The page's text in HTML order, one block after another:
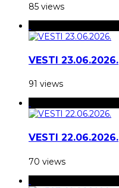
85 views
VESTI 23.06.2026.
91 views
VESTI 22.06.2026.
70 views